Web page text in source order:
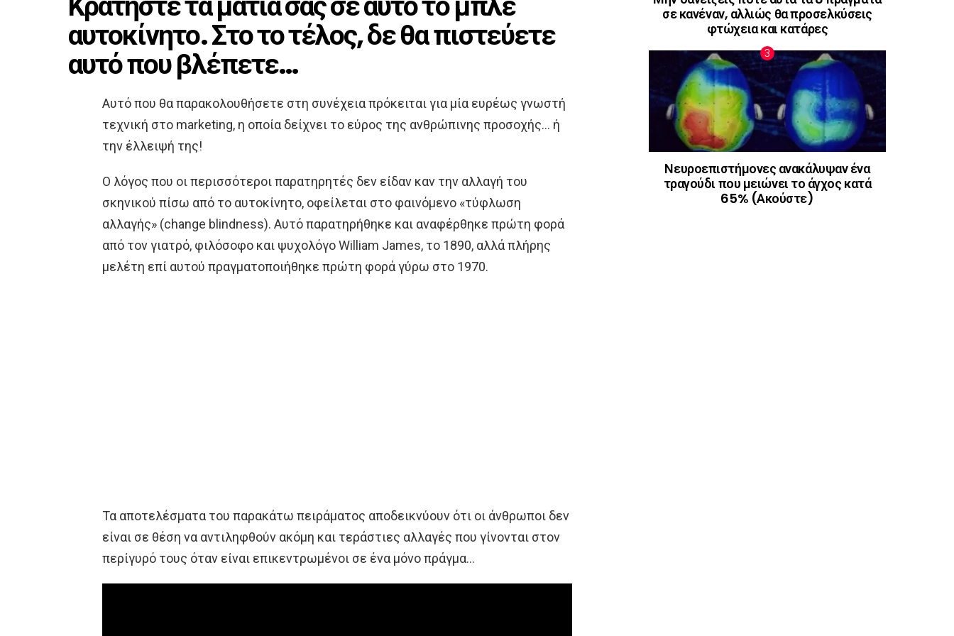
αυτοκίνητο. Στο το τέλος, δε θα πιστεύετε
αυτό που βλέπετε…
Αυτό που θα παρακολουθήσετε στη συνέχεια πρόκειται για μία ευρέως γνωστή
τεχνική στο marketing, η οποία δείχνει το εύρος της ανθρώπινης προσοχής… ή
την έλλειψή της!
Ο λόγος που οι περισσότεροι παρατηρητές δεν είδαν καν την αλλαγή του
σκηνικού πίσω από το αυτοκίνητο, οφείλεται στο φαινόμενο «τύφλωση
αλλαγής» (change blindness). Αυτό παρατηρήθηκε και αναφέρθηκε πρώτη φορά
από τον γιατρό, φιλόσοφο και ψυχολόγο William James, το 1890, αλλά πλήρης
μελέτη επί αυτού πραγματοποιήθηκε πρώτη φορά γύρω στο 1970.
Τα αποτελέσματα του παρακάτω πειράματος αποδεικνύουν ότι οι άνθρωποι δεν
είναι σε θέση να αντιληφθούν ακόμη και τεράστιες αλλαγές που γίνονται στον
περίγυρό τους όταν είναι επικεντρωμένοι σε ένα μόνο πράγμα…
σε κανέναν, αλλιώς θα προσελκύσεις
φτώχεια και κατάρες
Νευροεπιστήμονες ανακάλυψαν ένα
τραγούδι που μειώνει το άγχος κατά
65% (Ακούστε)